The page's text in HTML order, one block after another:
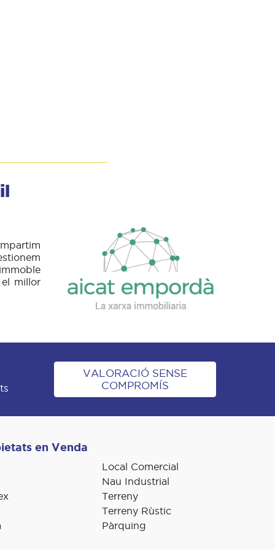
millor
VALORACIÓ SENSE
COMPROMÍS
en Venda
Local Comercial
Nau Industrial
Terreny
Terreny Rùstic
Pàrquing